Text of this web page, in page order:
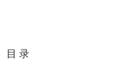
目 录